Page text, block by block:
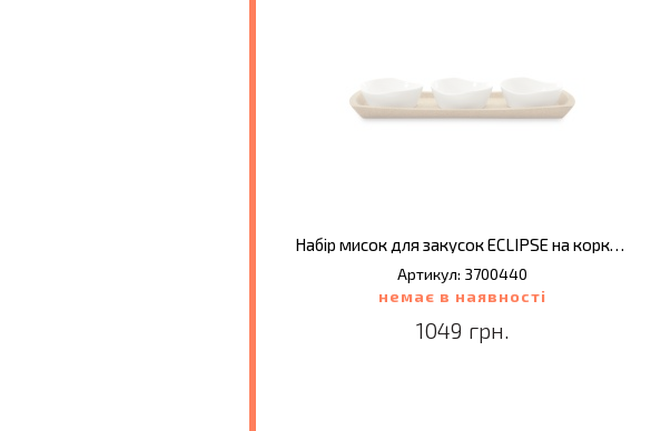
Набір мисок для закусок ECLIPSE на корковій підставці, 4 пр.
Артикул: 3700440
немає в наявності
1049 грн.